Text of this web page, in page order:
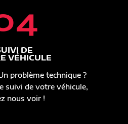
DE
VÉHICULE
problème technique ?
suivi de votre véhicule,
nous voir !